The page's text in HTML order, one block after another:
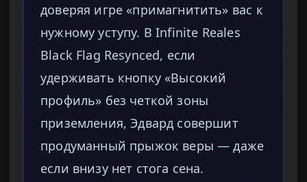
доверяя игре «примагнитить» вас к
нужному уступу. В Infinite Reales
Black Flag Resynced, если
удерживать кнопку «Высокий
профиль» без четкой зоны
приземления, Эдвард совершит
продуманный прыжок веры — даже
если внизу нет стога сена.